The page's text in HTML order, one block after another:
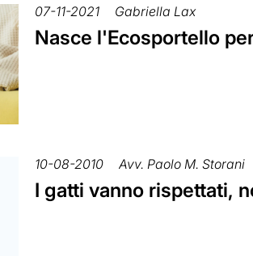
07-11-2021 Gabriella Lax
Nasce l'Ecosportello
10-08-2010 Avv. Paolo M. Storani
I gatti vanno rispettati,